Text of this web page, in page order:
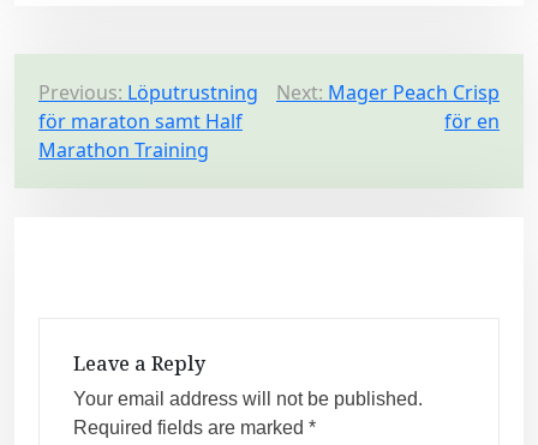
P
o
s
t
Previous: Löputrustning
för maraton samt Half
Marathon Training
Next: Mager Peach Crisp
för en
Leave a Reply
Your email address will not be published.
Required fields are marked *